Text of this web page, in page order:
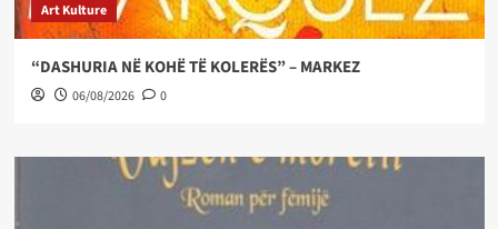
Art Kulture
“DASHURIA NË KOHË TË KOLERËS” – MARKEZ
06/08/2026 0